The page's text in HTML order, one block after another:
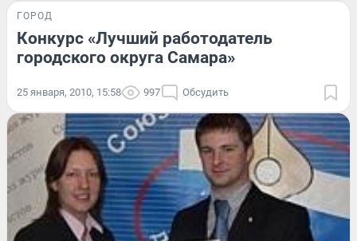
ГОРОД
Конкурс «Лучший работодатель
городского округа Самара»
25 января, 2010, 15:58 997 Обсудить